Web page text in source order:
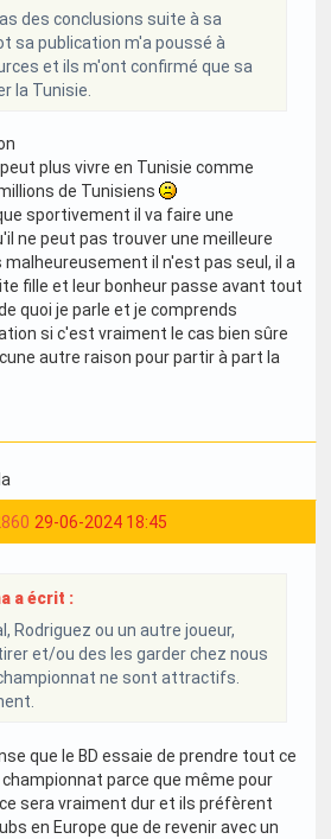
des conclusions suite à sa
sa publication m'a poussé à
et ils m'ont confirmé que sa
la Tunisie.
plus vivre en Tunisie comme
de Tunisiens
sportivement il va faire une
ne peut pas trouver une meilleure
il n'est pas seul, il a
fille et leur bonheur passe avant tout
quoi je parle et je comprends
si c'est vraiment le cas bien sûre
autre raison pour partir à part la
29-06-2024 18:45
a écrit :
Rodriguez ou un autre joueur,
et/ou des les garder chez nous
ne sont attractifs.
que le BD essaie de prendre tout ce
parce que même pour
sera vraiment dur et ils préfèrent
en Europe que de revenir avec un